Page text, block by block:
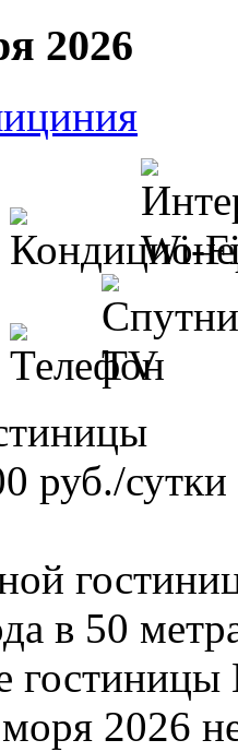
2026
руб./сутки
в 50
2026